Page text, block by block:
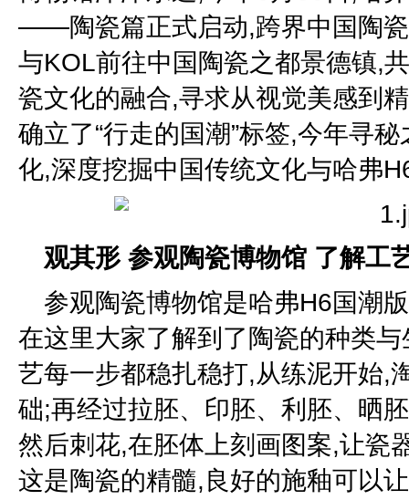
——陶瓷篇正式启动,跨界中国陶
与KOL前往中国陶瓷之都景德镇,
瓷文化的融合,寻求从视觉美感到
确立了“行走的国潮”标签,今年寻
化,深度挖掘中国传统文化与哈弗
观其形 参观陶瓷博物馆 了解工
参观陶瓷博物馆是哈弗H6国潮
在这里大家了解到了陶瓷的种类
艺每一步都稳扎稳打,从练泥开始,
础;再经过拉胚、印胚、利胚、晒
然后刺花,在胚体上刻画图案,让瓷
这是陶瓷的精髓,良好的施釉可以